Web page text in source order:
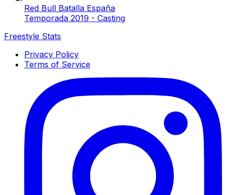
Red Bull Batalla España
Temporada 2019 - Casting
Freestyle Stats
Privacy Policy
Terms of Service